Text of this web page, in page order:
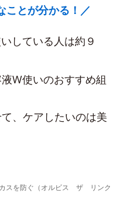
ことが分かる！／
している人は約９
W使いのおすすめ組
、ケアしたいのは美
スを防ぐ（オルビス ザ リンク